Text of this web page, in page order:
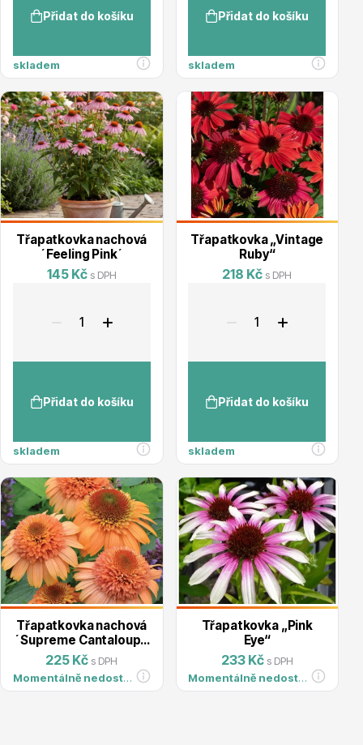
Hortenzie
Azalky a rododendrony
Růže KORDES
Drobná ovoce
Substráty, hnojiva, kůra
Přidat do košíku
skladem
Přidat do košíku
skladem
Třapatkovka nachová
´Feeling Pink´
145 Kč s DPH
Přidat do košíku
skladem
Třapatkovka „Vintage
Ruby“
218 Kč s DPH
Přidat do košíku
skladem
Třapatkovka nachová
´Supreme Cantaloupe
´
225 Kč s DPH
Momentálně nedostupné
Třapatkovka „Pink
Eye“
233 Kč s DPH
Momentálně nedostupné